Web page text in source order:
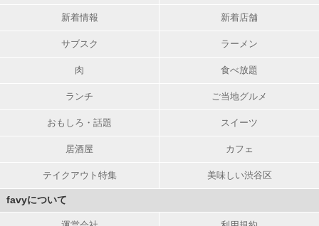
新着情報 新着店舗
サブスク ラーメン
肉 食べ放題
ランチ ご当地グルメ
おもしろ・話題 スイーツ
居酒屋 カフェ
テイクアウト特集 美味しい渋谷区
favyについて